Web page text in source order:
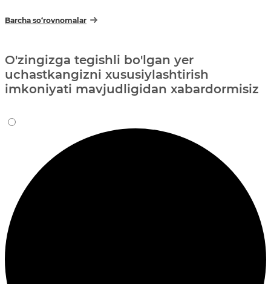
Barcha so‘rovnomalar
O'zingizga tegishli bo'lgan yer
uchastkangizni xususiylashtirish
imkoniyati mavjudligidan xabardormisiz